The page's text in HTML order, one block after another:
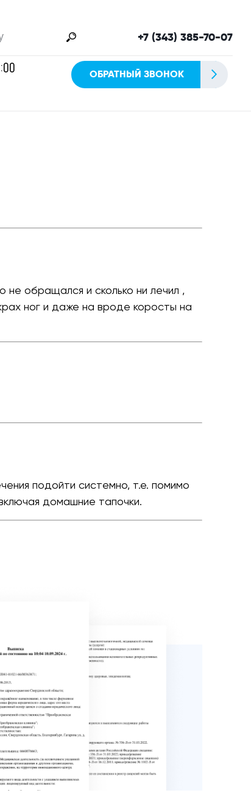
+7 (343) 385-70-07
ОБРАТНЫЙ ЗВОНОК
обращался и сколько ни лечил ,
ног и даже на вроде коросты на
подойти системно, т.е. помимо
домашние тапочки.